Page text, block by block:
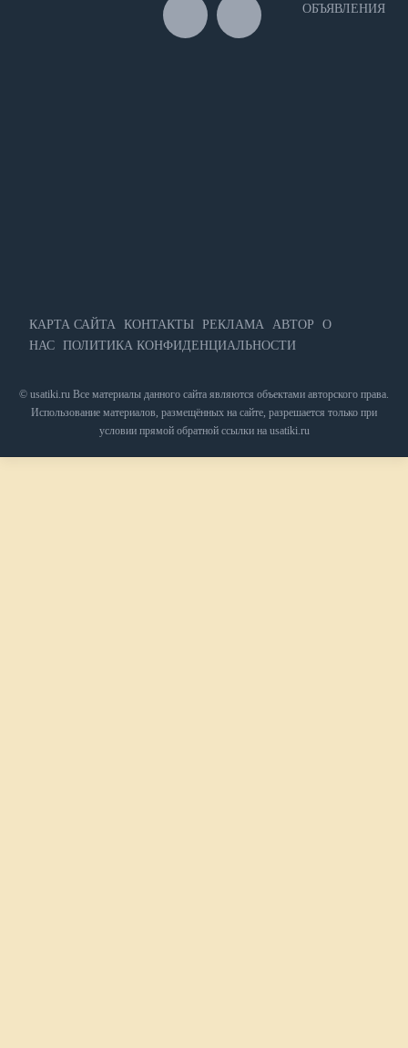
ОБЪЯВЛЕНИЯ
КАРТА САЙТА КОНТАКТЫ РЕКЛАМА АВТОР
О
НАС ПОЛИТИКА КОНФИДЕНЦИАЛЬНОСТИ
© usatiki.ru Все материалы данного сайта являются объектами авторского права.
Использование материалов, размещённых на сайте, разрешается только при
условии прямой обратной ссылки на usatiki.ru